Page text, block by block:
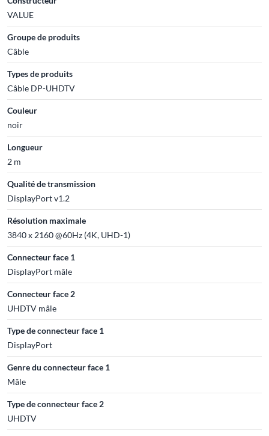
VALUE
Groupe de produits
Câble
Types de produits
Câble DP-UHDTV
Couleur
noir
Longueur
2 m
Qualité de transmission
DisplayPort v1.2
Résolution maximale
3840 x 2160 @60Hz (4K, UHD-1)
Connecteur face 1
DisplayPort mâle
Connecteur face 2
UHDTV mâle
Type de connecteur face 1
DisplayPort
Genre du connecteur face 1
Mâle
Type de connecteur face 2
UHDTV